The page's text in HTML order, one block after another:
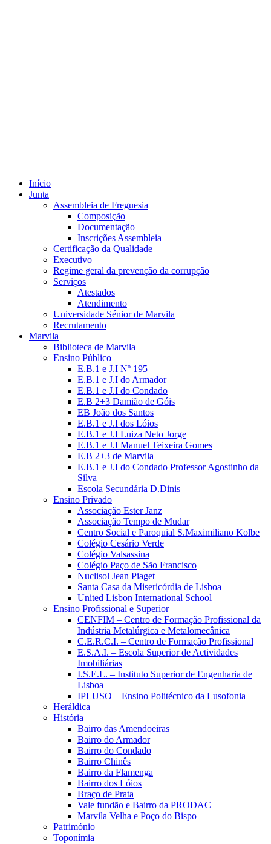
Início
Junta
Assembleia de Freguesia
Composição
Documentação
Inscrições Assembleia
Certificação da Qualidade
Executivo
Regime geral da prevenção da corrupção
Serviços
Atestados
Atendimento
Universidade Sénior de Marvila
Recrutamento
Marvila
Biblioteca de Marvila
Ensino Público
E.B.1 e J.I Nº 195
E.B.1 e J.I do Armador
E.B.1 e J.I do Condado
E.B 2+3 Damião de Góis
EB João dos Santos
E.B.1 e J.I dos Lóios
E.B.1 e J.I Luiza Neto Jorge
E.B.1 e J.I Manuel Teixeira Gomes
E.B 2+3 de Marvila
E.B.1 e J.I do Condado Professor Agostinho da
Silva
Escola Secundária D.Dinis
Ensino Privado
Associação Ester Janz
Associação Tempo de Mudar
Centro Social e Paroquial S.Maximiliano Kolbe
Colégio Cesário Verde
Colégio Valsassina
Colégio Paço de São Francisco
Nuclisol Jean Piaget
Santa Casa da Misericórdia de Lisboa
United Lisbon International School
Ensino Profissional e Superior
CENFIM – Centro de Formação Profissional da
Indústria Metalúrgica e Metalomecânica
C.E.R.C.I. – Centro de Formação Profissional
E.S.A.I. – Escola Superior de Actividades
Imobiliárias
I.S.E.L. – Instituto Superior de Engenharia de
Lisboa
IPLUSO – Ensino Politécnico da Lusofonia
Heráldica
História
Bairro das Amendoeiras
Bairro do Armador
Bairro do Condado
Bairro Chinês
Bairro da Flamenga
Bairro dos Lóios
Braço de Prata
Vale fundão e Bairro da PRODAC
Marvila Velha e Poço do Bispo
Património
Toponímia